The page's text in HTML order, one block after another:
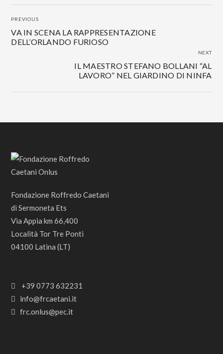
PREVIOUS
VA IN SCENA LA RAPPRESENTAZIONE
DELL’ORLANDO FURIOSO
NEXT
IL MAESTRO STEFANO BOLLANI “AL
LAVORO” NEL GIARDINO DI NINFA
Fondazione Roffredo Caetani
di Sermoneta Ets
Via Appia km 66,400
Località Tor Tre Ponti
04100 Latina (LT)
+39 0773 632231
info@frcaetani.it
frc.onlus@pec.it